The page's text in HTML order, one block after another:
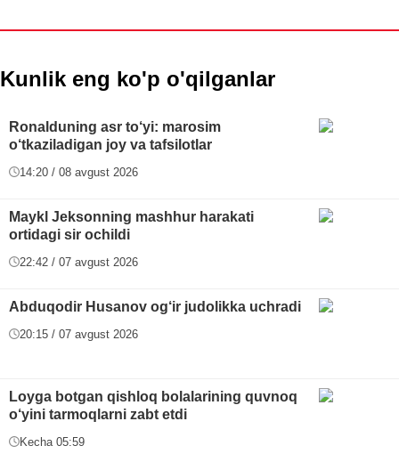
Kunlik eng ko'p o'qilganlar
Ronalduning asr to‘yi: marosim
o‘tkaziladigan joy va tafsilotlar
14:20 / 08 avgust 2026
Maykl Jeksonning mashhur harakati
ortidagi sir ochildi
22:42 / 07 avgust 2026
Abduqodir Husanov og‘ir judolikka uchradi
20:15 / 07 avgust 2026
Loyga botgan qishloq bolalarining quvnoq
o‘yini tarmoqlarni zabt etdi
Kecha 05:59